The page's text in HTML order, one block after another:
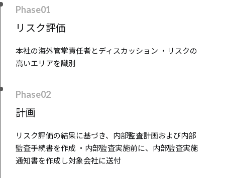
Phase01
リスク評価
本社の海外管掌責任者とディスカッション ・リスクの
高いエリアを識別
Phase02
計画
リスク評価の結果に基づき、内部監査計画および内部
監査手続書を作成 ・内部監査実施前に、内部監査実施
通知書を作成し対象会社に送付